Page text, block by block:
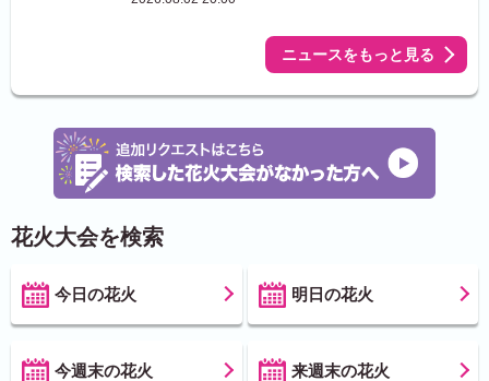
ニュースをもっと見る
花火大会を検索
今日の花火 明日の花火
今週末の花火 来週末の花火